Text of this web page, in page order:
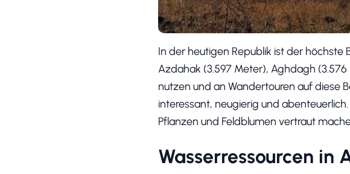
In der heutigen Republik ist der höchste
Azdahak (3.597 Meter), Aghdagh
nutzen und an Wandertouren auf diese
interessant, neugierig und
Pflanzen und Feldblumen vertraut
Wasserressourcen in